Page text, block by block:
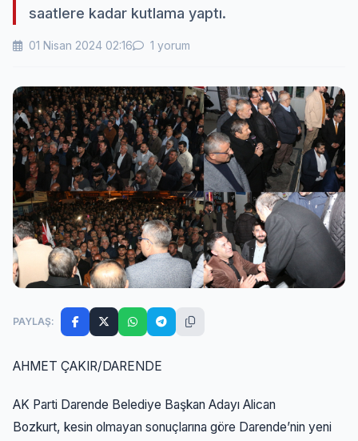
saatlere kadar kutlama yaptı.
01 Nisan 2024 02:16 1 yorum
PAYLAŞ:
AHMET ÇAKIR/DARENDE
AK Parti Darende Belediye Başkan Adayı Alican
Bozkurt, kesin olmayan sonuçlarına göre Darende’nin yeni